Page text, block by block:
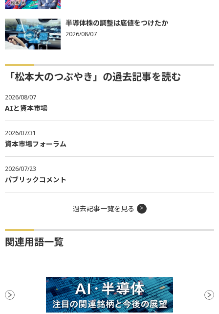
半導体株の調整は底値をつけたか
2026/08/07
「松本大のつぶやき」の過去記事を読む
2026/08/07
AIと資本市場
2026/07/31
資本市場フォーラム
2026/07/23
パブリックコメント
過去記事一覧を見る
関連用語一覧